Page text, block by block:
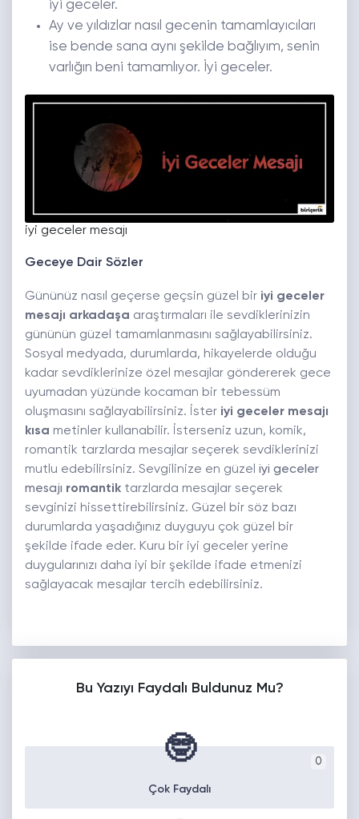
iyi geceler.
Ay ve yıldızlar nasıl gecenin tamamlayıcıları
ise bende sana aynı şekilde bağlıyım, senin
varlığın beni tamamlıyor. İyi geceler.
iyi geceler mesajı
Geceye Dair Sözler
Gününüz nasıl geçerse geçsin güzel bir iyi geceler
mesajı arkadaşa araştırmaları ile sevdiklerinizin
gününün güzel tamamlanmasını sağlayabilirsiniz.
Sosyal medyada, durumlarda, hikayelerde olduğu
kadar sevdiklerinize özel mesajlar göndererek gece
uyumadan yüzünde kocaman bir tebessüm
oluşmasını sağlayabilirsiniz. İster iyi geceler mesajı
kısa metinler kullanabilir. İsterseniz uzun, komik,
romantik tarzlarda mesajlar seçerek sevdiklerinizi
mutlu edebilirsiniz. Sevgilinize en güzel iyi geceler
mesajı romantik tarzlarda mesajlar seçerek
sevginizi hissettirebilirsiniz. Güzel bir söz bazı
durumlarda yaşadığınız duyguyu çok güzel bir
şekilde ifade eder. Kuru bir iyi geceler yerine
duygularınızı daha iyi bir şekilde ifade etmenizi
sağlayacak mesajlar tercih edebilirsiniz.
Bu Yazıyı Faydalı Buldunuz Mu?
0
🤓
Çok Faydalı